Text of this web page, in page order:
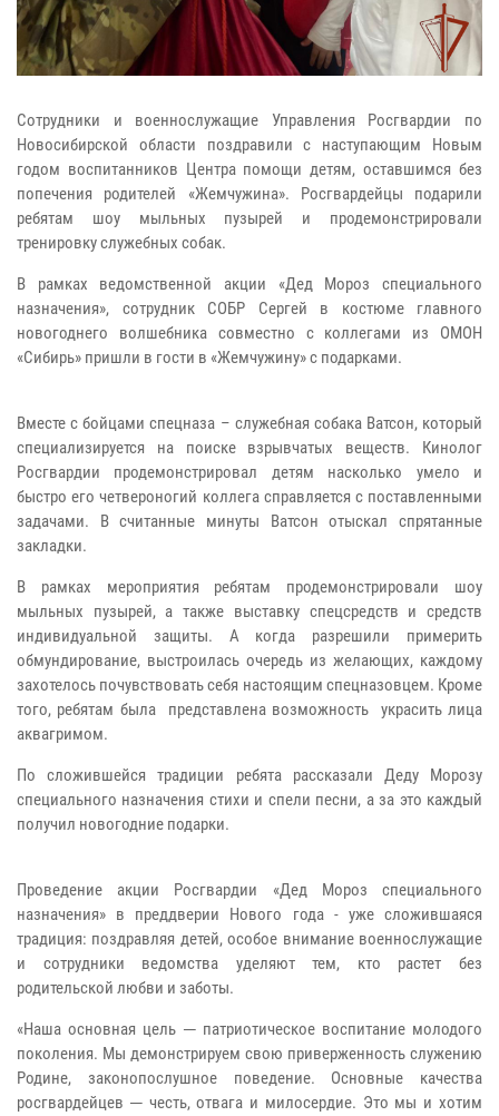
Сотрудники и военнослужащие Управления Росгвардии по
Новосибирской области поздравили с наступающим Новым
годом воспитанников Центра помощи детям, оставшимся без
попечения родителей «Жемчужина». Росгвардейцы подарили
ребятам шоу мыльных пузырей и продемонстрировали
тренировку служебных собак.
В рамках ведомственной акции «Дед Мороз специального
назначения», сотрудник СОБР Сергей в костюме главного
новогоднего волшебника совместно с коллегами из ОМОН
«Сибирь» пришли в гости в «Жемчужину» с подарками.
Вместе с бойцами спецназа – служебная собака Ватсон, который
специализируется на поиске взрывчатых веществ. Кинолог
Росгвардии продемонстрировал детям насколько умело и
быстро его четвероногий коллега справляется с поставленными
задачами. В считанные минуты Ватсон отыскал спрятанные
закладки.
В рамках мероприятия ребятам продемонстрировали шоу
мыльных пузырей, а также выставку спецсредств и средств
индивидуальной защиты. А когда разрешили примерить
обмундирование, выстроилась очередь из желающих, каждому
захотелось почувствовать себя настоящим спецназовцем. Кроме
того, ребятам была представлена возможность украсить лица
аквагримом.
По сложившейся традиции ребята рассказали Деду Морозу
специального назначения стихи и спели песни, а за это каждый
получил новогодние подарки.
Проведение акции Росгвардии «Дед Мороз специального
назначения» в преддверии Нового года - уже сложившаяся
традиция: поздравляя детей, особое внимание военнослужащие
и сотрудники ведомства уделяют тем, кто растет без
родительской любви и заботы.
«Наша основная цель ─ патриотическое воспитание молодого
поколения. Мы демонстрируем свою приверженность служению
Родине, законопослушное поведение. Основные качества
росгвардейцев ─ честь, отвага и милосердие. Это мы и хотим